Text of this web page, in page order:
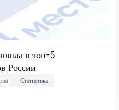
в топ-5
России
Статистика